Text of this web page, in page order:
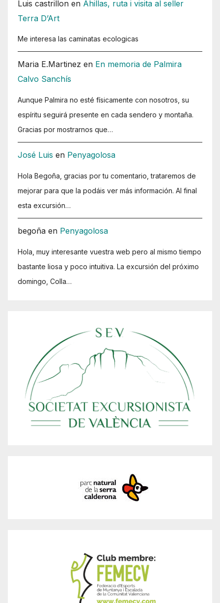
Luis castrillon en Ahillas, ruta i visita al seller
Terra D’Art
Me interesa las caminatas ecologicas
Maria E.Martinez en En memoria de Palmira
Calvo Sanchís
Aunque Palmira no esté físicamente con nosotros, su
espíritu seguirá presente en cada sendero y montaña.
Gracias por mostrarnos que…
José Luis en Penyagolosa
Hola Begoña, gracias por tu comentario, trataremos de
mejorar para que la podáis ver más información. Al final
esta excursión…
begoña en Penyagolosa
Hola, muy interesante vuestra web pero al mismo tiempo
bastante liosa y poco intuitiva. La excursión del próximo
domingo, Colla…